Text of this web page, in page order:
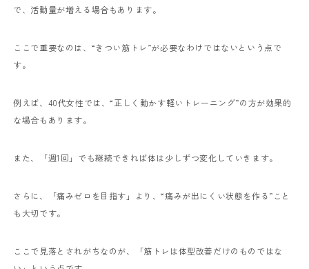
で、活動量が増える場合もあります。
ここで重要なのは、“きつい筋トレ”が必要なわけではないという点で
す。
例えば、40代女性では、“正しく動かす軽いトレーニング”の方が効果的
な場合もあります。
また、「週1回」でも継続できれば体は少しずつ変化していきます。
さらに、「痛みゼロを目指す」より、“痛みが出にくい状態を作る”こと
も大切です。
ここで見落とされがちなのが、「筋トレは体型改善だけのものではな